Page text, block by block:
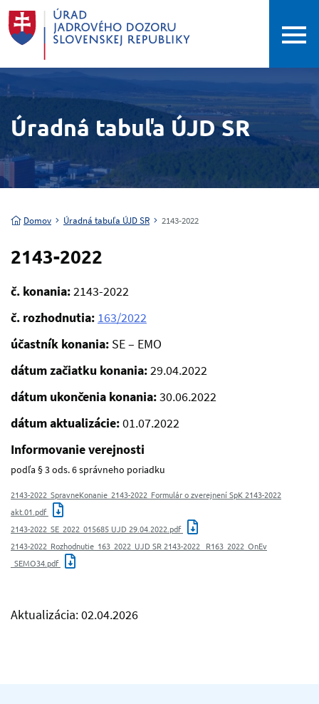
Úradná tabuľa ÚJD SR
Domov Úradná tabuľa ÚJD SR 2143-2022
2143-2022
č. konania:2143-2022
č. rozhodnutia: 163/2022
účastník konania: SE – EMO
dátum začiatku konania:29.04.2022
dátum ukončenia konania:30.06.2022
dátum aktualizácie:01.07.2022
Informovanie verejnosti
podľa § 3 ods. 6 správneho poriadku
2143-2022_SpravneKonanie_2143-2022_Formulár o zverejnení SpK 2143-2022
akt.01.pdf
2143-2022_SE_2022_015685 UJD 29.04.2022.pdf
2143-2022_Rozhodnutie_163_2022_UJD SR 2143-2022_ R163_2022_OnEv
_SEMO34.pdf
Aktualizácia: 02.04.2026